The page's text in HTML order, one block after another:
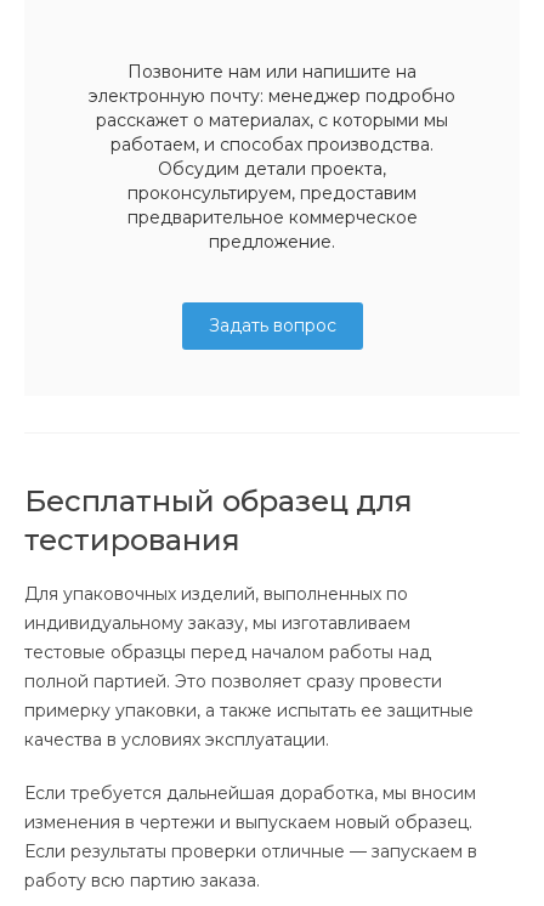
Позвоните нам или напишите на
электронную почту: менеджер подробно
расскажет о материалах, с которыми мы
работаем, и способах производства.
Обсудим детали проекта,
проконсультируем, предоставим
предварительное коммерческое
предложение.
Задать вопрос
Бесплатный образец для
тестирования
Для упаковочных изделий, выполненных по
индивидуальному заказу, мы изготавливаем
тестовые образцы перед началом работы над
полной партией. Это позволяет сразу провести
примерку упаковки, а также испытать ее защитные
качества в условиях эксплуатации.
Если требуется дальнейшая доработка, мы вносим
изменения в чертежи и выпускаем новый образец.
Если результаты проверки отличные — запускаем в
работу всю партию заказа.